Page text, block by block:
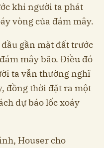
khi người ta phát
vòng của đám mây.
gần mặt đất trước
mây bão. Điều đó
ta vẫn thường nghĩ
đồng thời đặt ra một
dự báo lốc xoáy
Houser cho